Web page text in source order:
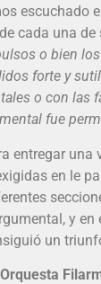
escuchado
cada una
o bien
forte y
o con las
fue
entregar una
en le
y en
un
Orquesta